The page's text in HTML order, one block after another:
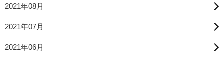
2021年08月
2021年07月
2021年06月